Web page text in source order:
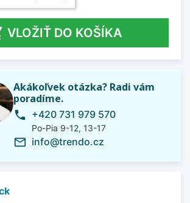
VLOŽIŤ DO KOŠÍKA
Akákoľvek otázka? Radi vám
poradíme.
phone +420 731 979 570
Po-Pia 9-12, 13-17
mail_outline info@trendo.cz